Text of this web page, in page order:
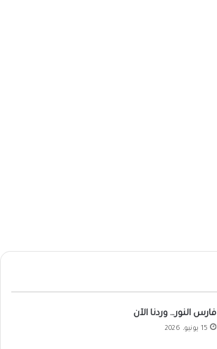
فارس النور… وردنا الآن
15 يونيو، 2026